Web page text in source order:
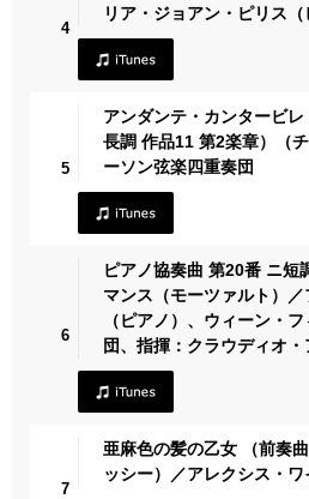
4
リア・ジョアン・ピリス（
5
アンダンテ・カンタービ
長調 作品11 第2楽章）（
ーソン弦楽四重奏団
6
ピアノ協奏曲 第20番 ニ短
マンス（モーツァルト）
（ピアノ）、ウィーン・
団、指揮：クラウディオ・
7
亜麻色の髪の乙女 （前奏
ッシー）／アレクシス・ワ